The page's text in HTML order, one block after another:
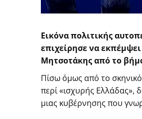
Εικόνα πολιτικής
επιχείρησε να
Μητσοτάκης από το
Πίσω όμως από το σκηνικό
περί «ισχυρής Ελλάδας»,
μιας κυβέρνησης που